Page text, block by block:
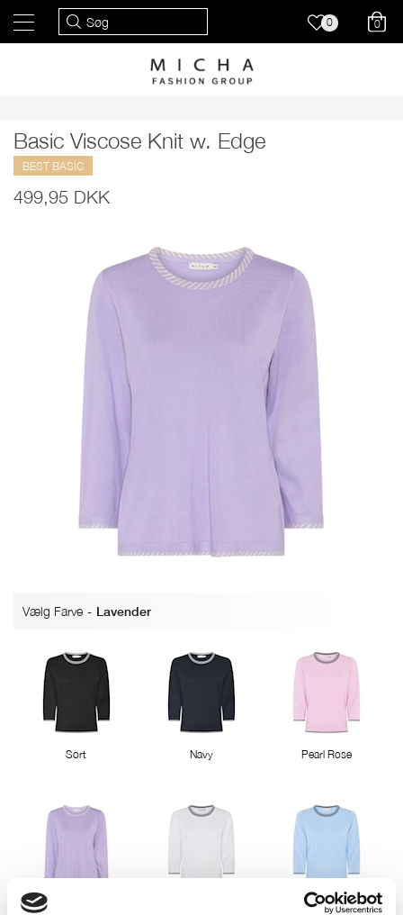
0 0
Basic Viscose Knit w. Edge
BEST BASIC
499,95 DKK
Vælg Farve - Lavender
Sort Navy Pearl Rose
Sky way blue